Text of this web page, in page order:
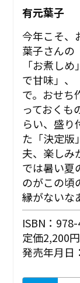
有元葉子
今年こそ、
葉子さんの
「お煮し
で甘味」、
で。おせち
っておくも
らい、盛り
た「決定版
夫、楽し
では暑い夏
のがこの頃
縁がないな
ISBN：
定価2,200
発売年月日